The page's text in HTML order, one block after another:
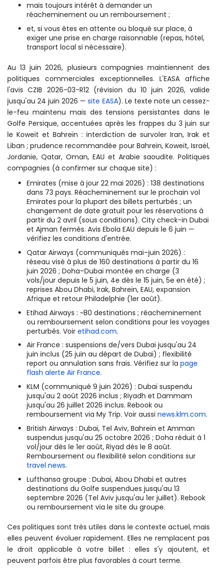
mais toujours intérêt à demander un
réacheminement ou un remboursement ;
et, si vous êtes en attente ou bloqué sur place, à
exiger une prise en charge raisonnable (repas, hôtel,
transport local si nécessaire).
Au 13 juin 2026, plusieurs compagnies maintiennent des
politiques commerciales exceptionnelles. L'EASA affiche
l'avis CZIB 2026-03-R12 (révision du 10 juin 2026, valide
jusqu'au 24 juin 2026 —site EASA). Le texte note un cessez-
le-feu maintenu mais des tensions persistantes dans le
Golfe Persique, accentuées après les frappes du 3 juin sur
le Koweït et Bahreïn : interdiction de survoler Iran, Irak et
Liban ; prudence recommandée pour Bahreïn, Koweït, Israël,
Jordanie, Qatar, Oman, EAU et Arabie saoudite. Politiques
compagnies (à confirmer sur chaque site) :
Emirates (mise à jour 22 mai 2026) : 138 destinations
dans 73 pays. Réacheminement sur le prochain vol
Emirates pour la plupart des billets perturbés ; un
changement de date gratuit pour les réservations à
partir du 2 avril (sous conditions). City check-in Dubaï
et Ajman fermés. Avis Ebola EAU depuis le 6 juin —
vérifiez les conditions d'entrée.
Qatar Airways (communiqués mai–juin 2026) :
réseau visé à plus de 160 destinations à partir du 16
juin 2026 ; Doha–Dubaï montée en charge (3
vols/jour depuis le 5 juin, 4e dès le 15 juin, 5e en été) ;
reprises Abou Dhabi, Irak, Bahreïn, EAU, expansion
Afrique et retour Philadelphie (1er août).
Etihad Airways : ~80 destinations ; réacheminement
ou remboursement selon conditions pour les voyages
perturbés. Voir etihad.com.
Air France : suspensions de/vers Dubaï jusqu'au 24
juin inclus (25 juin au départ de Dubaï) ; flexibilité
report ou annulation sans frais. Vérifiez sur la page
flash alerte Air France.
KLM (communiqué 9 juin 2026) : Dubaï suspendu
jusqu'au 2 août 2026 inclus ; Riyadh et Dammam
jusqu'au 26 juillet 2026 inclus. Rebook ou
remboursement via My Trip. Voir aussi news.klm.com.
British Airways : Dubaï, Tel Aviv, Bahreïn et Amman
suspendus jusqu'au 25 octobre 2026 ; Doha réduit à 1
vol/jour dès le 1er août, Riyad dès le 8 août.
Remboursement ou flexibilité selon conditions sur
travel news.
Lufthansa groupe : Dubaï, Abou Dhabi et autres
destinations du Golfe suspendues jusqu'au 13
septembre 2026 (Tel Aviv jusqu'au 1er juillet). Rebook
ou remboursement via le site du groupe.
Ces politiques sont très utiles dans le contexte actuel, mais
elles peuvent évoluer rapidement. Elles ne remplacent pas
le droit applicable à votre billet : elles s'y ajoutent, et
peuvent parfois être plus favorables à court terme.